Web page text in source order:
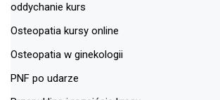
oddychanie kurs
Osteopatia kursy online
Osteopatia w ginekologii
PNF po udarze